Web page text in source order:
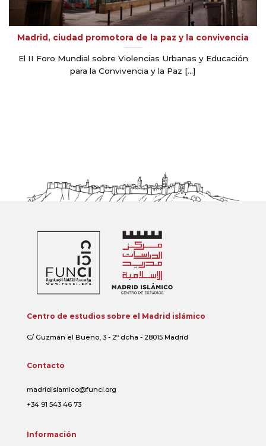
Madrid, ciudad promotora de la paz y la convivencia
El II Foro Mundial sobre Violencias Urbanas y Educación
para la Convivencia y la Paz [...]
Centro de estudios sobre el Madrid islámico
C/ Guzmán el Bueno, 3 - 2º dcha - 28015 Madrid
Contacto
madridislamico@funci.org
+34 91 543 46 73
Información